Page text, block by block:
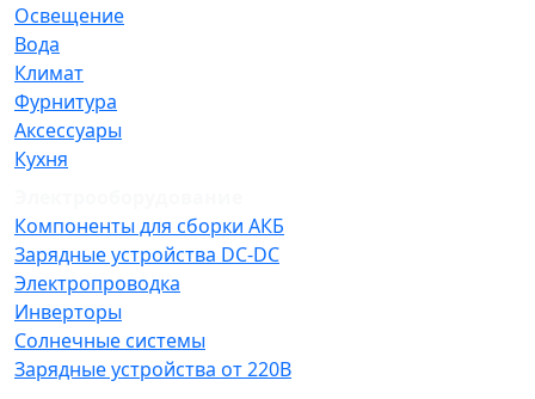
Освещение
Вода
Климат
Фурнитура
Аксессуары
Кухня
Компоненты для сборки АКБ
Зарядные устройства DC-DC
Электропроводка
Инверторы
Солнечные системы
Зарядные устройства от 220В